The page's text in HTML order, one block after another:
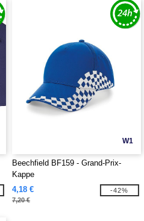
W1
Beechfield BF159 - Grand-Prix-
Kappe
4,18 €
7,20 €
-42%